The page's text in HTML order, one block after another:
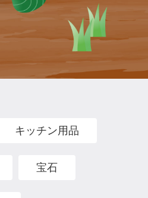
キッチン用品
宝石